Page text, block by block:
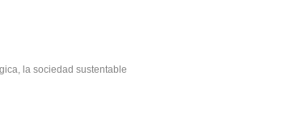
la sociedad sustentable